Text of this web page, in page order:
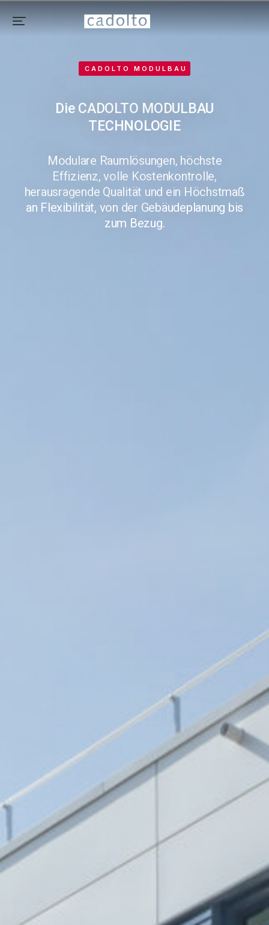
CADOLTO MODULBAU
Die CADOLTO MODULBAU
TECHNOLOGIE
Modulare Raumlösungen, höchste
Effizienz, volle Kostenkontrolle,
herausragende Qualität und ein Höchstmaß
an Flexibilität, von der Gebäudeplanung bis
zum Bezug.